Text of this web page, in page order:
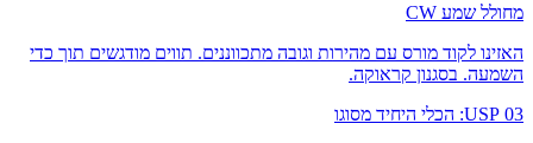
מחולל שמע CW
האזינו לקוד מורס עם מהירות וגובה מתכווננים. תווים מודגשים תוך כדי
השמעה. בסגנון קראוקה.
03 USP: הכלי היחיד מסוגו